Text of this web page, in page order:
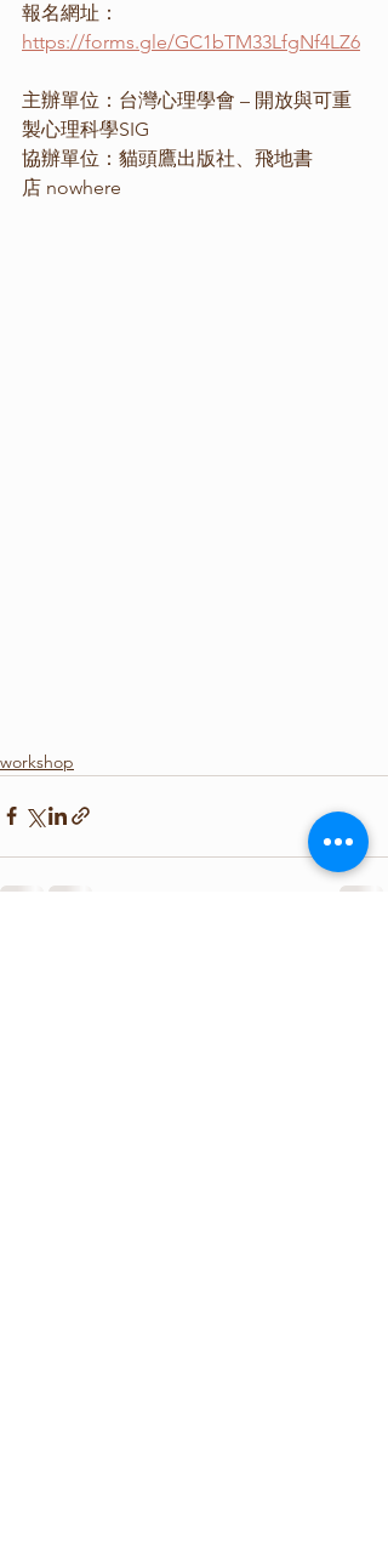
報名網址：
https://forms.gle/GC1bTM33LfgNf4LZ6
主辦單位：台灣心理學會 – 開放與可重
製心理科學SIG
協辦單位：貓頭鷹出版社、飛地書
店 nowhere
workshop